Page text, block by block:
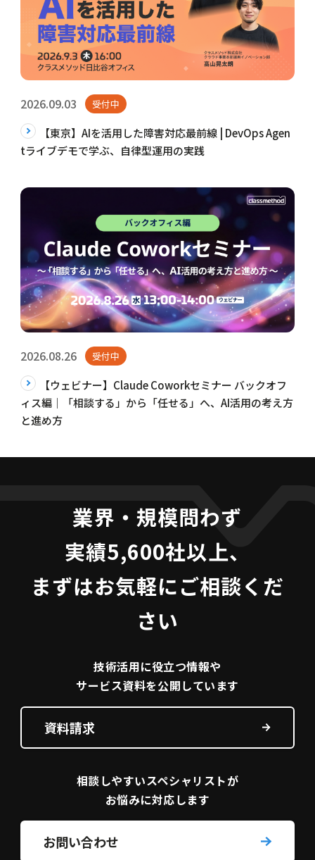
2026.09.03 受付中
【東京】AIを活用した障害対応最前線 | DevOps Agen
tライブデモで学ぶ、自律型運用の実践
2026.08.26 受付中
【ウェビナー】Claude Coworkセミナー バックオフ
ィス編｜「相談する」から「任せる」へ、AI活用の考え方
と進め方
業界・規模問わず
実績5,600社以上、
まずはお気軽にご相談くだ
さい
技術活用に役立つ情報や
サービス資料を公開しています
資料請求
相談しやすいスペシャリストが
お悩みに対応します
お問い合わせ